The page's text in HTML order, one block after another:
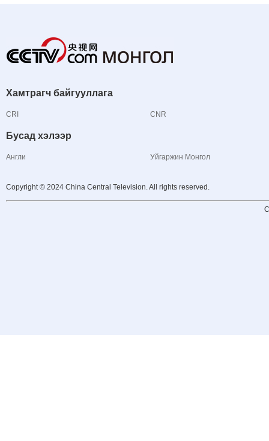
Хамтрагч байгууллага
CRI CNR
Бусад хэлээр
Англи Уйгаржин Монгол
Copyright © 2024 China Central Television. All rights reserved.